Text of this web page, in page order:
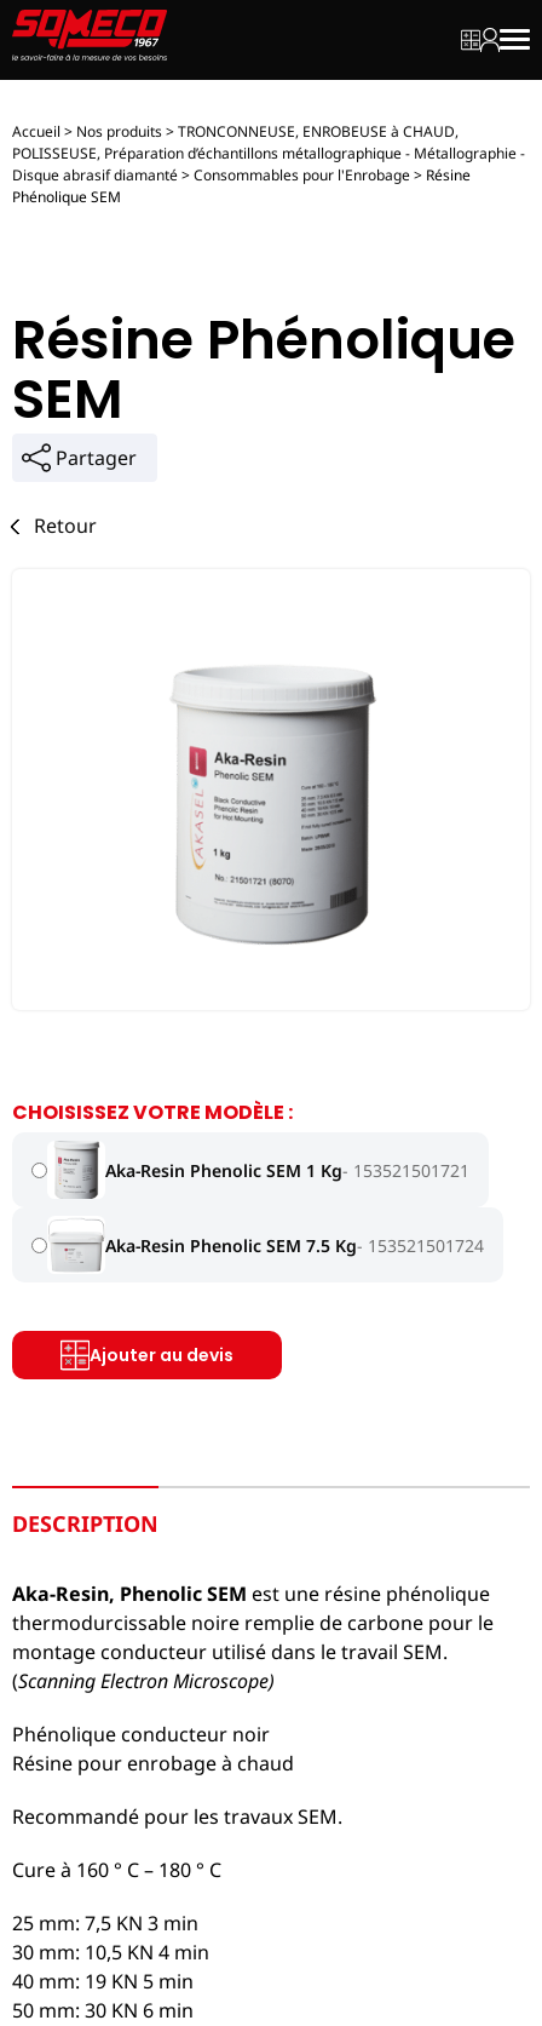
MonMon
Accueil > Nos produits>TRONCONNEUSE, ENROBEUSE à CHAUD,
POLISSEUSE, Préparation d’échantillons métallographique - Métallographie -
Disque abrasif diamanté>Consommables pour l'Enrobage> Résine
Phénolique SEM
Résine Phénolique
SEM
Partager
Retour
CHOISISSEZ VOTRE MODÈLE :
Aka-Resin Phenolic SEM 1 Kg 153521501721
Aka-Resin Phenolic SEM 7.5 Kg 153521501724
Ajouter au devis
DESCRIPTION
Aka-Resin, Phenolic SEM est une résine phénolique
thermodurcissable noire remplie de carbone pour le
montage conducteur utilisé dans le travail SEM.
(Scanning Electron Microscope)
Phénolique conducteur noir
Résine pour enrobage à chaud
Recommandé pour les travaux SEM.
Cure à 160 ° C – 180 ° C
25 mm: 7,5 KN 3 min
30 mm: 10,5 KN 4 min
40 mm: 19 KN 5 min
50 mm: 30 KN 6 min